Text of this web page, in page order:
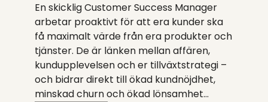
En skicklig Customer Success Manager
arbetar proaktivt för att era kunder ska
få maximalt värde från era produkter och
tjänster. De är länken mellan affären,
kundupplevelsen och er tillväxtstrategi –
och bidrar direkt till ökad kundnöjdhet,
minskad churn och ökad lönsamhet…